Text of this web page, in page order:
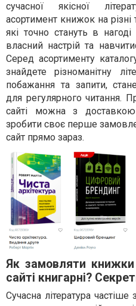
сучасної якісної
асортимент книжок на різні
які точно стануть в
власний настрій та
Серед асортименту
знайдете різноманітну
побажання та запити,
для регулярного читання.
сайті можна з
зробити своє перше
сайт прямо зараз.
Як замовляти
сайті книгарні?
Сучасна література